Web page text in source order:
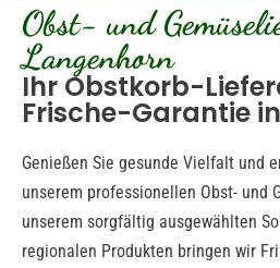
Obst- und
Langenhorn
Ihr Obstkorb-
Frische-Garantie
Genießen Sie gesunde Vielfalt und
unserem professionellen Obst- und
unserem sorgfältig ausgewählten
regionalen Produkten bringen wir